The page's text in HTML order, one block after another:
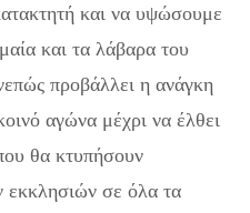
και να υψώσουμε
και τα λάβαρα του
προβάλλει η ανάγκη
αγώνα μέχρι να έλθει
θα κτυπήσουν
εκκλησιών σε όλα τα